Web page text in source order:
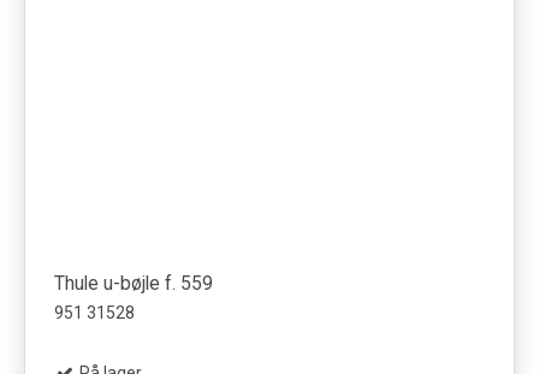
Thule u-bøjle f. 559
951 31528